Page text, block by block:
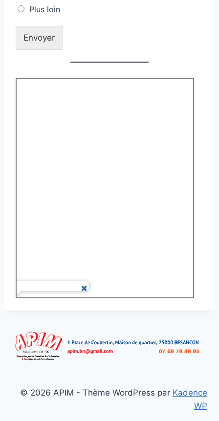
Plus loin
Envoyer
© 2026 APIM - Thème WordPress par Kadence
WP